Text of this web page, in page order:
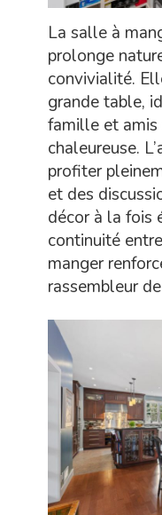
La salle à
prolonge
convivialité.
grande table,
famille et amis
chaleureuse.
profiter
et des
décor à la fois
continuité
manger
rassembleur